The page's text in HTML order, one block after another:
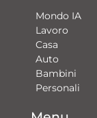
Mondo IA
Lavoro
Casa
Auto
Bambini
Personali